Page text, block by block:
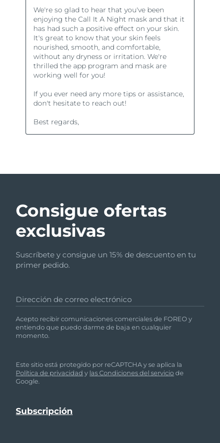
Consigue ofertas
exclusivas
Suscríbete y consigue un 15% de descuento en tu
primer pedido.
Dirección de correo electrónico
Acepto recibir comunicaciones comerciales de FOREO y
entiendo que puedo darme de baja en cualquier
momento.
Este sitio está protegido por reCAPTCHA y se aplica la
Política de privacidad y las Condiciones del serviciode
Google.